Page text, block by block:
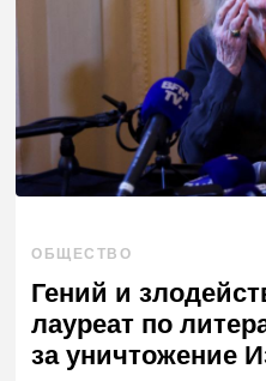
ОБЩЕСТВО
Гений и
лауреат по
за уничтожение